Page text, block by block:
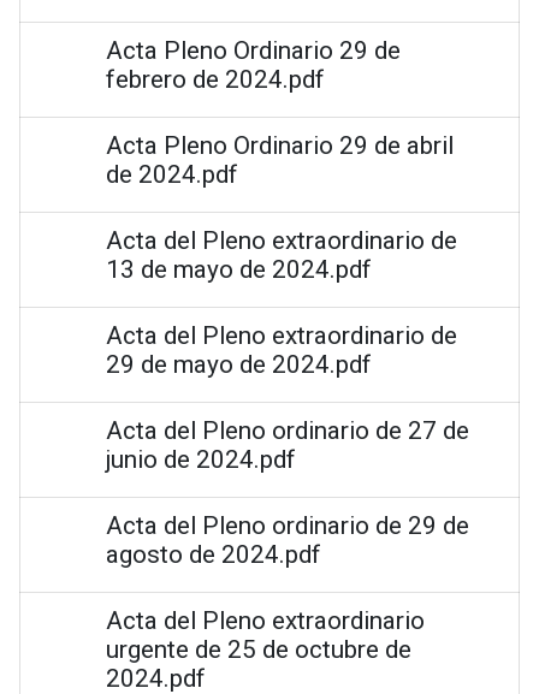
Acta Pleno Ordinario 29 de
febrero de 2024.pdf
Acta Pleno Ordinario 29 de abril
de 2024.pdf
Acta del Pleno extraordinario de
13 de mayo de 2024.pdf
Acta del Pleno extraordinario de
29 de mayo de 2024.pdf
Acta del Pleno ordinario de 27 de
junio de 2024.pdf
Acta del Pleno ordinario de 29 de
agosto de 2024.pdf
Acta del Pleno extraordinario
urgente de 25 de octubre de
2024.pdf